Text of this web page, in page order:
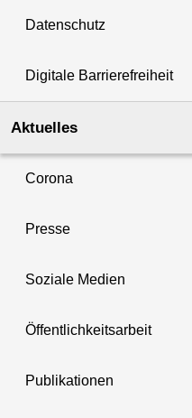
Datenschutz
Digitale Barrierefreiheit
Aktuelles
Corona
Presse
Soziale Medien
Öffentlichkeitsarbeit
Publikationen